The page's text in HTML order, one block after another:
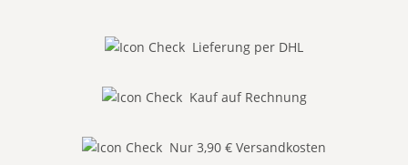
Lieferung per DHL
Kauf auf Rechnung
Nur 3,90 € Versandkosten